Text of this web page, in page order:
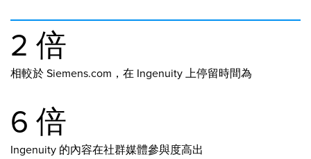
2 倍
相較於 Siemens.com，在 Ingenuity 上停留時間為
6 倍
Ingenuity 的內容在社群媒體參與度高出